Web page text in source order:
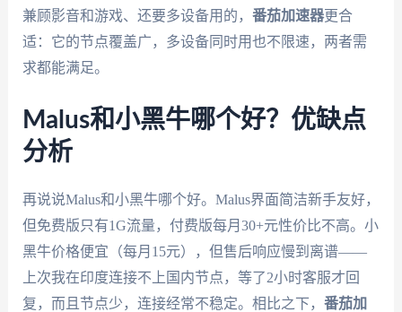
兼顾影音和游戏、还要多设备用的， 番茄加速器更合
适：它的节点覆盖广，多设备同时用也不限速，两者需
求都能满足。
Malus和小黑牛哪个好？优缺点
分析
再说说Malus和小黑牛哪个好。Malus界面简洁新手友好，
但免费版只有1G流量，付费版每月30+元性价比不高。小
黑牛价格便宜（每月15元），但售后响应慢到离谱——
上次我在印度连接不上国内节点，等了2小时客服才回
复，而且节点少，连接经常不稳定。相比之下， 番茄加